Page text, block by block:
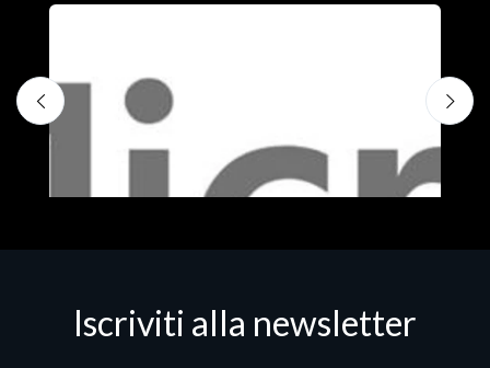
Iscriviti alla newsletter